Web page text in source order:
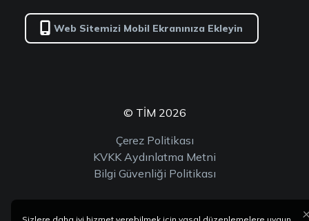
Web Sitemizi Mobil Ekranınıza Ekleyin
© TİM 2026
Çerez Politikası
KVKK Aydınlatma Metni
Bilgi Güvenliği Politikası